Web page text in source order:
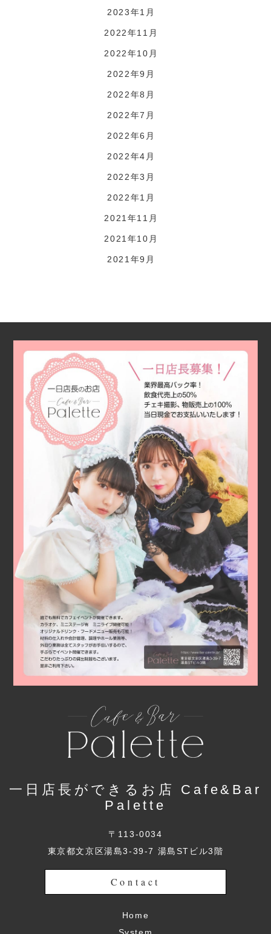
2023年1月
2022年11月
2022年10月
2022年9月
2022年8月
2022年7月
2022年6月
2022年4月
2022年3月
2022年1月
2021年11月
2021年10月
2021年9月
一日店長ができるお店 Cafe&Bar
Palette
〒113-0034
東京都文京区湯島3-39-7 湯島STビル3階
Contact
Home